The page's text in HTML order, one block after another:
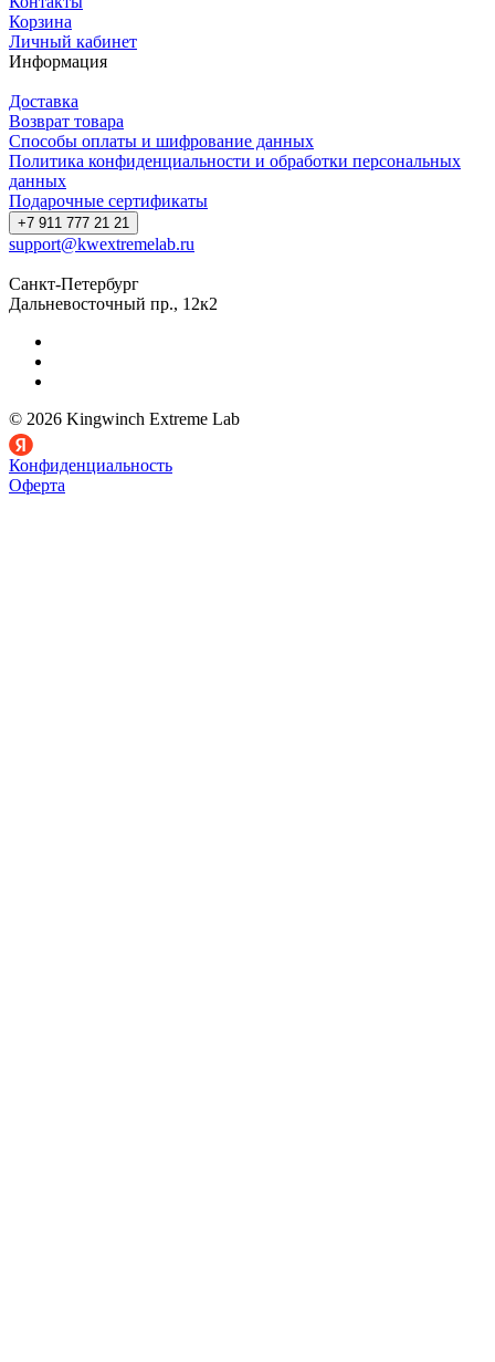
Корзина
Личный кабинет
Информация
Доставка
Возврат товара
Способы оплаты и шифрование данных
Политика конфиденциальности и обработки персональных
данных
Подарочные сертификаты
+7 911 777 21 21
support@kwextremelab.ru
Санкт-Петербург
Дальневосточный пр., 12к2
© 2026 Kingwinch Extreme Lab
Конфиденциальность
Оферта